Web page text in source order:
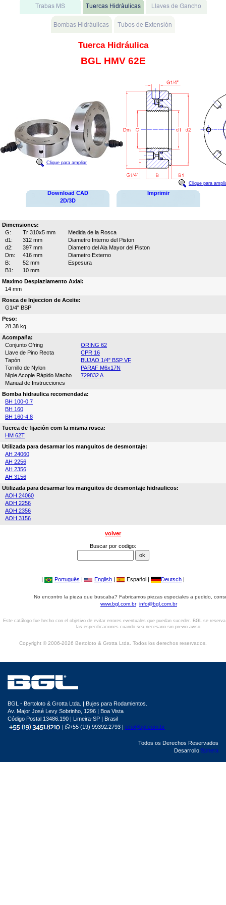
Tuerca Hidráulica
BGL HMV 62E
Clique para ampliar
Clique para
Download CAD
2D/3D
Imprimir
Dimensiones:
G:
Tr 310x5 mm
Medida de la Rosca
d1:
312 mm
Diametro Interno del Piston
d2:
397 mm
Diametro del Ala Mayor del Piston
Dm:
416 mm
Diametro Externo
B:
52 mm
Espesura
B1:
10 mm
Maximo Desplaziamento Axial:
14 mm
Rosca de Injeccion de Aceite:
G1/4" BSP
Peso:
28.38 kg
Acompaña:
Conjunto O'ring
ORING 62
Llave de Pino Recta
CPR 16
Tapón
BUJAO 1/4" BSP VF
Tornillo de Nylon
PARAF M6x17N
Niple Acople Rápido Macho
729832 A
Manual de Instrucciones
Bomba hidraulica recomendada:
BH 100-0.7
BH 160
BH 160-4.8
Tuerca de fijación com la misma rosca:
HM 62T
Utilizada para desarmar los manguitos de desmontaje:
AH 24060
AH 2256
AH 2356
AH 3156
Utilizada para desarmar los manguitos de desmontaje hidraulicos:
AOH 24060
AOH 2256
AOH 2356
AOH 3156
volver
Buscar por codigo:
| Português | English | Español | Deutsch |
No encontro la pieza que buscaba? Fabricamos piezas especiales a pedido,
www.bgl.com.br info@bgl.com.br
Este catálogo fue hecho con el objetivo de evitar errores eventuales que puedan suceder. BGL se
las especificaciones cuando sea necesario sin previo aviso.
Copyright © 2006-2026 Bertoloto & Grotta Ltda. Todos los derechos reservados.
BGL - Bertoloto & Grotta Ltda. | Bujes para Rodamientos.
Av. Major José Levy Sobrinho, 1296 | Boa Vista
Código Postal 13486.190 | Limeira-SP | Brasil
|
+55 (19) 99392.2793 | info@bgl.com.br
Todos os Derechos Reservados
Desarrollo Sphera